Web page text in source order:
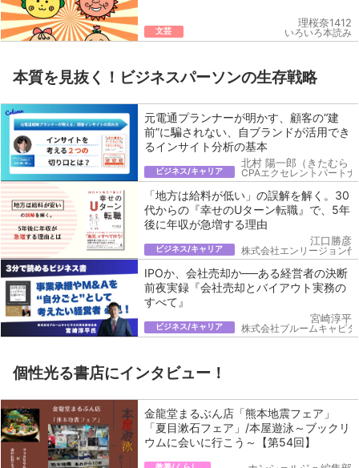
文芸
理桜奈1412
いろいろ本読み
本質を見抜く！ビジネスパーソンの生存戦略
元電通プランナーが明かす、顧客の“建
前”に騙されない、自ブランドが活用でき
るインサイト分析の基本
ビジネス/キャリア
北村 陽一郎（きたむら
CPAエクセレントパート
「地方は給料が低い」の誤解を解く。30
代からの『幸せのUターン転職』で、5年
後に年収が急増する理由
ビジネス/キャリア
江口勝彦
株式会社エンリージョン代
IPOか、会社売却か──ある経営者の決断
前夜実録『会社売却とバイアウト実務の
すべて』
ビジネス/キャリア
宮崎淳平
株式会社ブルームキャピ
個性光る書店にインタビュー！
金龍堂まるぶん店「熊本地震フェア」
「夏目漱石フェア」/本屋遊泳～ブックリ
ウムに会いに行こう～【第54回】